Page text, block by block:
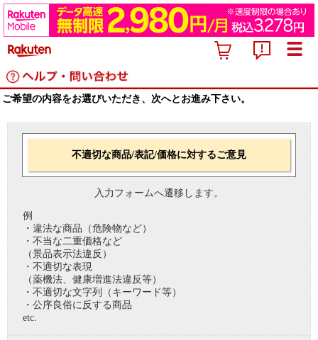
ご希望の内容をお選びいただき、次へとお進み下さい。
不適切な商品/表記/価格に対するご意見
入力フォームへ遷移します。
例
・違法な商品（危険物など）
・不当な二重価格など
（景品表示法違反）
・不適切な表現
（薬機法、健康増進法違反等）
・不適切な文字列（キーワード等）
・公序良俗に反する商品
etc.